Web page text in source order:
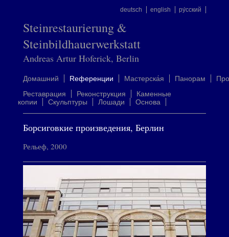
deutsch english ру́сский
Steinrestaurierung &
Steinbildhauerwerkstatt
Andreas Artur Hoferick, Berlin
Домашний Rеференции Mастерска́я Панорам
Реставрация
Реконструкция
Каменные
копии
Скульптуры Лошади Oснова
Борсиговкие произведения, Берлин
Рельеф, 2000